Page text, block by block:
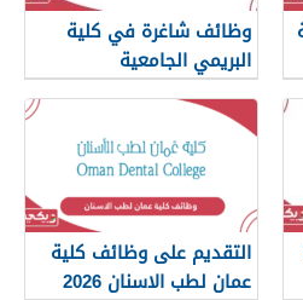
وظائف شاغرة في كلية
البريمي الجامعية
التقديم على وظائف كلية
عمان لطب الاسنان 2026